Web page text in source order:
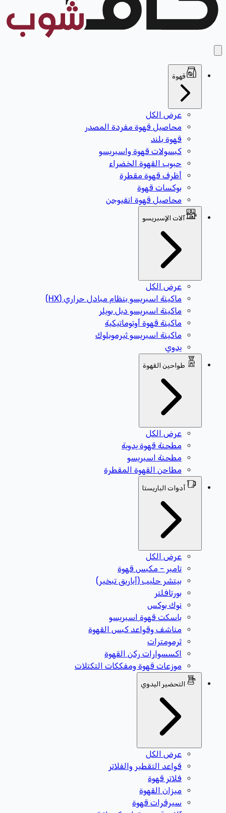
قهوة
عرض الكل
محاصيل قهوة مفردة المصدر
قهوة بلند
كبسولات قهوة واسبريسو
حبوب القهوة الخضراء
أظرف قهوة مقطرة
بوكسات قهوة
محاصيل قهوة انفيوجن
آلات الإسبريسو
عرض الكل
ماكينة اسبريسو بنظام مبادل حراري (HX)
ماكينة اسبريسو دبل بويلر
ماكينة قهوة أوتوماتيكية
ماكينة اسبريسو ثيرموبلوك
يدوي
طواحين القهوة
عرض الكل
مطحنة قهوة يدوية
مطحنة اسبريسو
مطاحن القهوة المقطرة
أدوات الباريستا
عرض الكل
تامبر - مكبس قهوة
بيتشر حليب (أباريق تبخير)
بورتافلتر
نوك بوكس
باسكت قهوة اسبريسو
مناشف وقواعد كبس القهوة
ثرمومترات
اكسسوارات ركن القهوة
موزعات قهوة ومفككات التكتلات
التحضير اليدوي
عرض الكل
قواعد التقطير والفلاتر
فلاتر قهوة
ميزان القهوة
سيرفرات قهوة